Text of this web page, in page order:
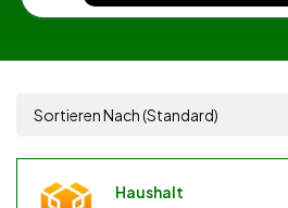
Sortieren Nach (Standard)
Haushalt